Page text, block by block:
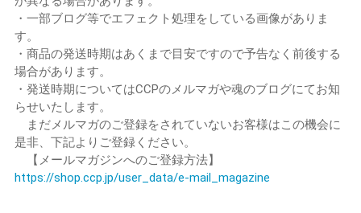
・一部ブログ等でエフェクト処理をしている画像がありま
す。
・商品の発送時期はあくまで目安ですので予告なく前後する
場合があります。
・発送時期についてはCCPのメルマガや魂のブログにてお知
らせいたします。
まだメルマガのご登録をされていないお客様はこの機会に
是非、下記よりご登録ください。
【メールマガジンへのご登録方法】
https://shop.ccp.jp/user_data/e-mail_magazine